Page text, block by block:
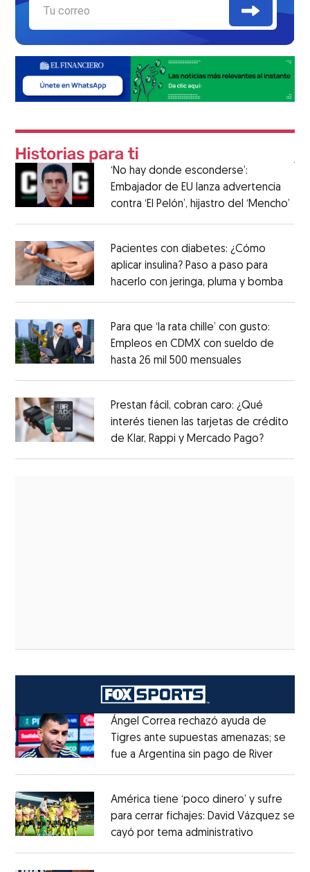
‘No hay donde esconderse’:
Embajador de EU lanza advertencia
contra ‘El Pelón’, hijastro del ‘Mencho’
Pacientes con diabetes: ¿Cómo
aplicar insulina? Paso a paso para
hacerlo con jeringa, pluma y bomba
Para que ‘la rata chille’ con gusto:
Empleos en CDMX con sueldo de
hasta 26 mil 500 mensuales
Prestan fácil, cobran caro: ¿Qué
interés tienen las tarjetas de crédito
de Klar, Rappi y Mercado Pago?
Ángel Correa rechazó ayuda de
Tigres ante supuestas amenazas; se
fue a Argentina sin pago de RiverOpens
América tiene ‘poco dinero’ y sufre
para cerrar fichajes: David Vázquez se
cayó por tema administrativo